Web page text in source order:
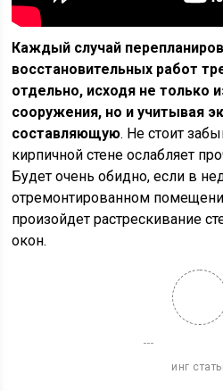
Каждый случай
восстановительных работ
отдельно, исходя не только
сооружения, но и учитывая
составляющую. Не стоит
кирпичной стене ослабляет
Будет очень обидно, если в
отремонтированном
произойдет растрескивание
окон.
инг